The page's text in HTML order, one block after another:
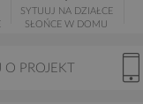
SYTUUJ NA DZIAŁCE
SŁOŃCE W DOMU
PROJEKT